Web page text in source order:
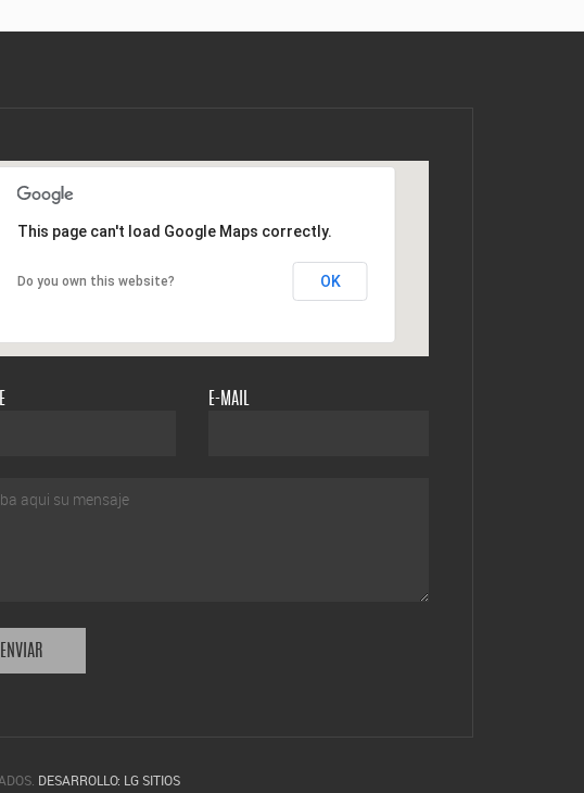
This page can't load Google Maps correctly.
Do you own this website? OK
E-MAIL
DESARROLLO: LG SITIOS